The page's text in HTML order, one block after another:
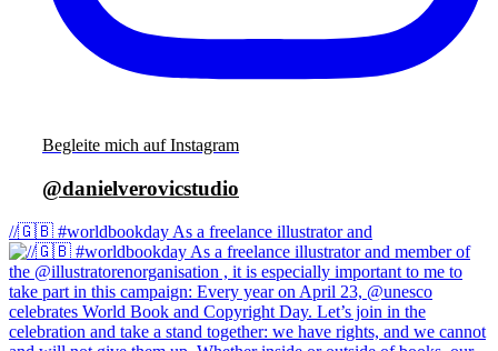
danielverovicstudio
//🇬🇧 #worldbookday As a freelance illustrator and